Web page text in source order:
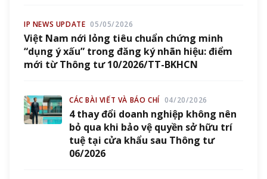
IP NEWS UPDATE 05/05/2026
Việt Nam nới lỏng tiêu chuẩn chứng minh
“dụng ý xấu” trong đăng ký nhãn hiệu: điểm
mới từ Thông tư 10/2026/TT-BKHCN
CÁC BÀI VIẾT VÀ BÁO CHÍ 04/20/2026
4 thay đổi doanh nghiệp không nên
bỏ qua khi bảo vệ quyền sở hữu trí
tuệ tại cửa khẩu sau Thông tư
06/2026